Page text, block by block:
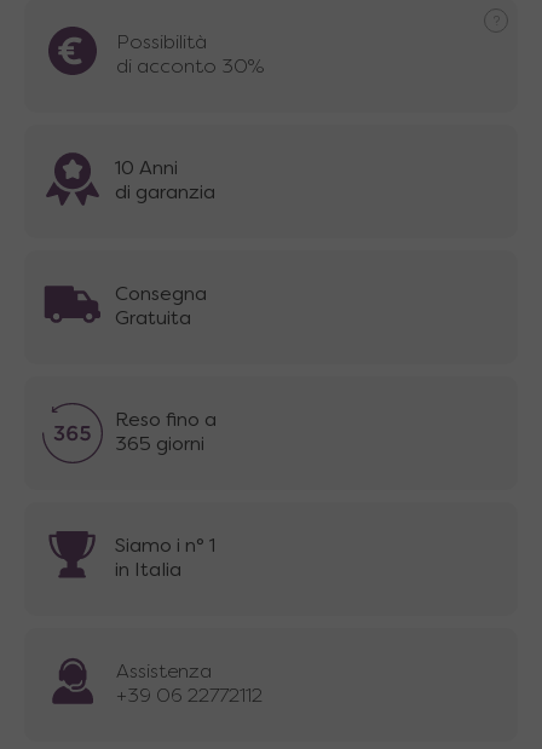
Possibilità
di acconto 30%
10 Anni
di garanzia
Consegna
Gratuita
Reso fino a
365 giorni
Siamo i n° 1
in Italia
Assistenza
+39 06 22772112